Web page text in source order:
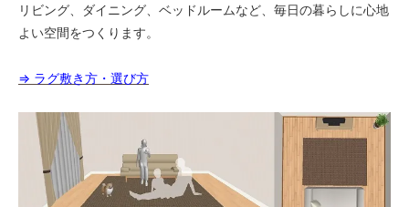
リビング、ダイニング、ベッドルームなど、毎日の暮らしに心地
よい空間をつくります。
⇒ ラグ敷き方・選び方